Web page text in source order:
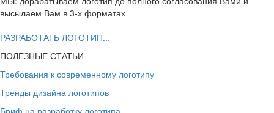
высылаем Вам в 3-х форматах
РАЗРАБОТАТЬ ЛОГОТИП...
ПОЛЕЗНЫЕ СТАТЬИ
Требования к современному логотипу
Тренды дизайна логотипов
Бриф на разработку логотипа